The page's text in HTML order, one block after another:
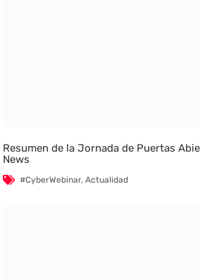
Resumen de la Jornada de Puertas
News
#CyberWebinar,Actualidad